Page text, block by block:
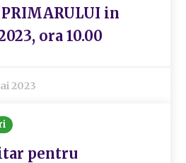
PRIMARULUI in
ora 10.00
2023
pentru